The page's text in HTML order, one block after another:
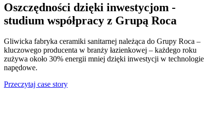
Oszczędności dzięki inwestycjom -
studium współpracy z Grupą Roca
Gliwicka fabryka ceramiki sanitarnej należąca do Grupy Roca –
kluczowego producenta w branży łazienkowej – każdego roku
zużywa około 30% energii mniej dzięki inwestycji w technologie
napędowe.
Przeczytaj case story